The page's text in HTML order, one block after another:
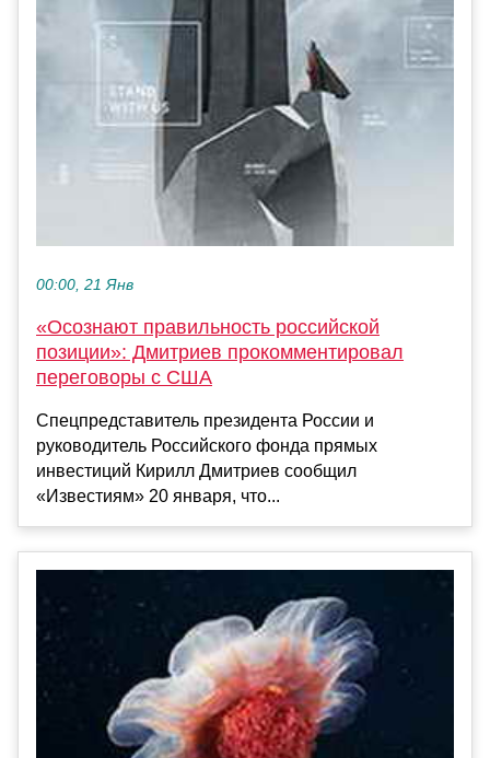
00:00, 21 Янв
«Осознают правильность российской
позиции»: Дмитриев прокомментировал
переговоры с США
Спецпредставитель президента России и
руководитель Российского фонда прямых
инвестиций Кирилл Дмитриев сообщил
«Известиям» 20 января, что...